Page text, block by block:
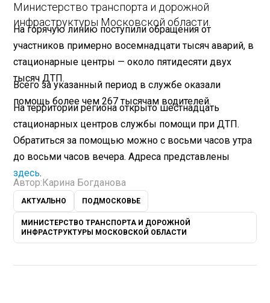
Министерство транспорта и дорожной
инфраструктуры Московской области.
На горячую линию поступили обращения от
участников примерно восемнадцати тысяч аварий, в
стационарные центры — около пятидесяти двух
тысяч ДТП.
Всего за указанный период в службе оказали
помощь более чем 267 тысячам водителей.
На территории региона открыто шестнадцать
стационарных центров службы помощи при ДТП.
Обратиться за помощью можно с восьми часов утра
до восьми часов вечера. Адреса представлены
здесь.
Автор: Карина Богданова
АКТУАЛЬНО ПОДМОСКОВЬЕ
МИНИСТЕРСТВО ТРАНСПОРТА И ДОРОЖНОЙ
ИНФРАСТРУКТУРЫ МОСКОВСКОЙ ОБЛАСТИ